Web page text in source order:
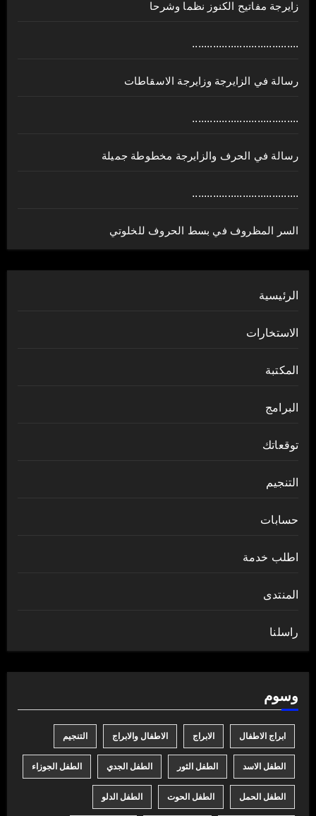
زايرجة مفاتيح الكنوز نظما وشرحا
....................................
رسالة في الزايرجة وزايرجة الاسقاطات
....................................
رسالة في الحرف والزايرجة مخطوطة جميلة
....................................
السر المظروف في بسط الحروف للخلوتي
الرئيسية
الاستخارات
المكتبة
البرامج
توقعاتك
التنجيم
حسابات
اطلب خدمة
المنتدى
راسلنا
وسوم
ابراج الاطفال الابراج الاطفال والابراج التنجيم
الطفل الاسد الطفل الثور الطفل الجدي الطفل الجوزاء
الطفل الحمل الطفل الحوت الطفل الدلو